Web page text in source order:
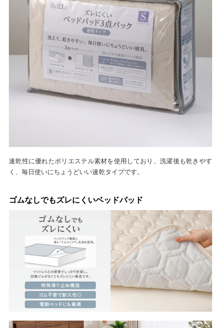
速乾性に優れたポリエステル素材を使用しており、洗濯後も乾きやす
く、毎日使いにちょうどいい速乾タイプです。
ゴムなしでもズレにくいベッドパッド